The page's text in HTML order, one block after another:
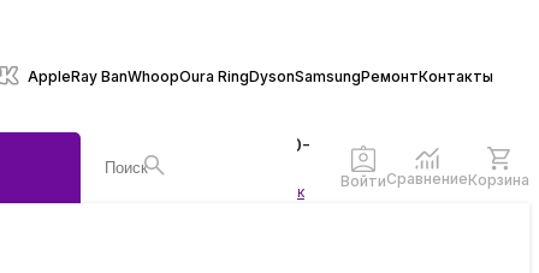
AppleRay BanWhoopOura RingDysonSamsungРемонтКонтакты
+7 (846) 970-
Заказать звонок
ВойтиСравнениеКорзина